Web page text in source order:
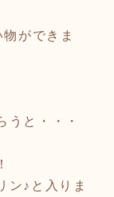
ができま
うと・・・
ン♪と入りま